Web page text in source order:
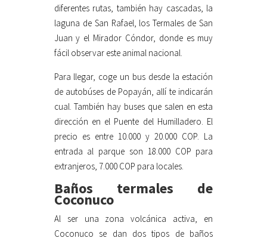
diferentes rutas, también hay cascadas, la
laguna de San Rafael, los Termales de San
Juan y el Mirador Cóndor, donde es muy
fácil observar este animal nacional.
Para llegar, coge un bus desde la estación
de autobúses de Popayán, allí te indicarán
cual. También hay buses que salen en esta
dirección en el Puente del Humilladero. El
precio es entre 10.000 y 20.000 COP. La
entrada al parque son 18.000 COP para
extranjeros, 7.000 COP para locales.
Baños termales de
Coconuco
Al ser una zona volcánica activa, en
Coconuco se dan dos tipos de baños